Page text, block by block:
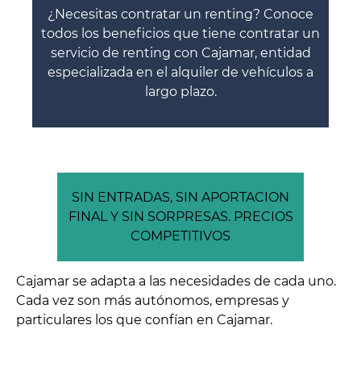
¿Necesitas contratar un renting? Conoce
todos los beneficios que tiene contratar un
servicio de renting con Cajamar, entidad
especializada en el alquiler de vehículos a
largo plazo.
SIN ENTRADAS, SIN APORTACION
FINAL Y SIN SORPRESAS. PRECIOS
COMPETITIVOS
Cajamar se adapta a las necesidades de cada uno.
Cada vez son más autónomos, empresas y
particulares los que confían en Cajamar.